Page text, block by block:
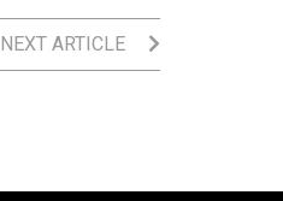
NEXT ARTICLE